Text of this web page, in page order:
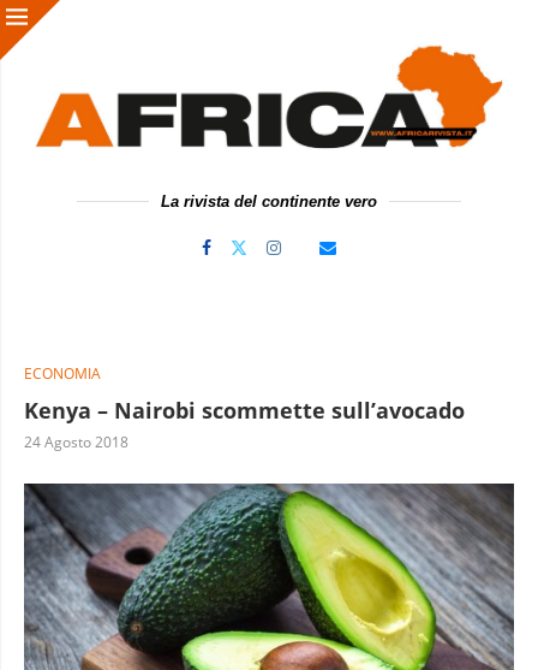
La rivista del continente vero
ECONOMIA
Kenya – Nairobi scommette sull’avocado
24 Agosto 2018